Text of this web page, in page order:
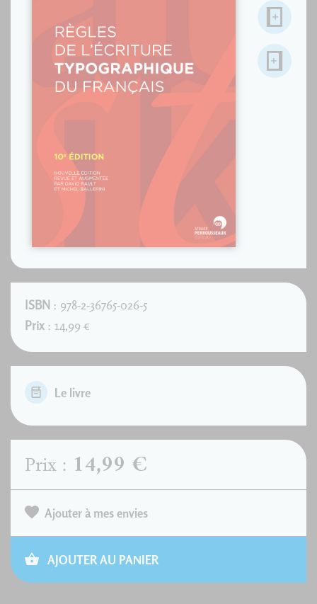
ISBN : 978-2-36765-026-5
Prix : 14,99 €
Le livre
Prix : 14,99 €
Ajouter à mes envies
AJOUTER AU PANIER